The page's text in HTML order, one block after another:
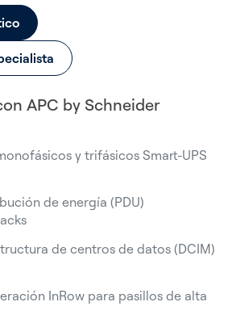
APC by Schneider
y trifásicos Smart-UPS
de energía (PDU)
de centros de datos (DCIM)
InRow para pasillos de alta